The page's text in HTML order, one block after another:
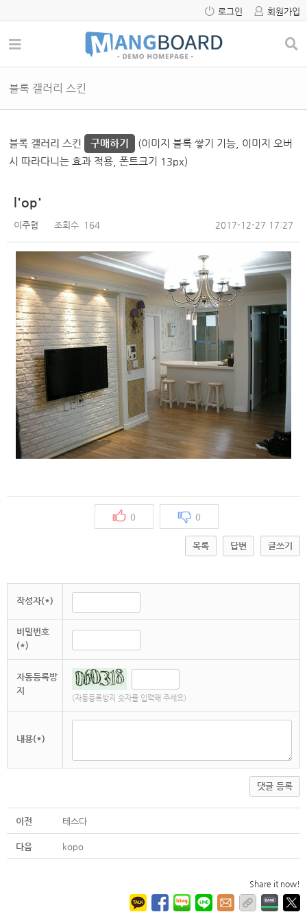
로그인 회원가입
블록 갤러리 스킨
블록 갤러리 스킨 구매하기
(이미지 블록 쌓기 기능, 이미지 오버
시 따라다니는 효과 적용, 폰트크기 13px)
l'op'
이주협 조회수 164 2017-12-27 17:27
0 0
목록 답변 글쓰기
작성자(*)
비밀번호
(*)
자동등록방
지
(자동등록방지 숫자를 입력해 주세요)
내용(*)
댓글 등록
이전 테스다
다음 kopo
Share it now!